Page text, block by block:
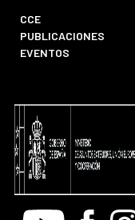
CCE
PUBLICACIONES
EVENTOS